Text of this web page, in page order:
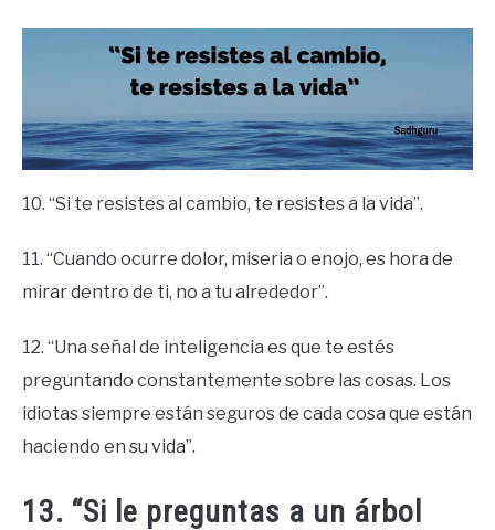
10. “Si te resistes al cambio, te resistes a la vida”.
11. “Cuando ocurre dolor, miseria o enojo, es hora de
mirar dentro de ti, no a tu alrededor”.
12. “Una señal de inteligencia es que te estés
preguntando constantemente sobre las cosas. Los
idiotas siempre están seguros de cada cosa que están
haciendo en su vida”.
13. “Si le preguntas a un árbol